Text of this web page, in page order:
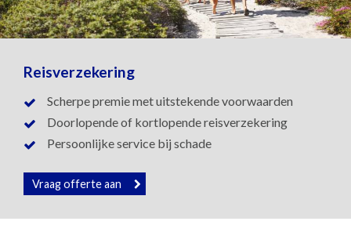
Reisverzekering
Scherpe premie met uitstekende voorwaarden
Doorlopende of kortlopende reisverzekering
Persoonlijke service bij schade
Vraag offerte aan